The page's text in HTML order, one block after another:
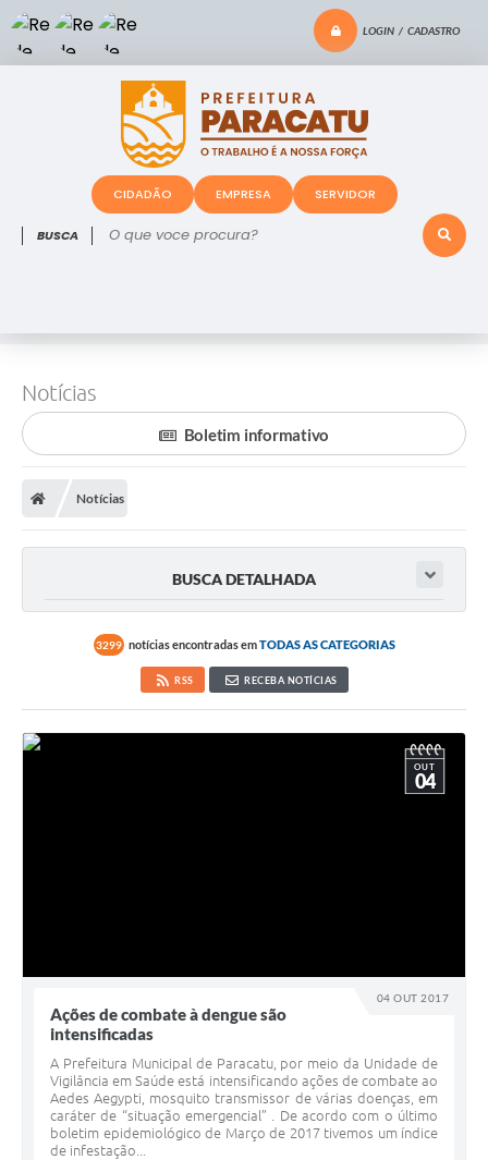
LOGIN / CADASTRO
O que voce procura?
CIDADÃO EMPRESA SERVIDOR
Notícias
Boletim informativo
Notícias
BUSCA DETALHADA
3299 notícias encontradas emTODAS AS CATEGORIAS
RSS RECEBA NOTÍCIAS
04 OUT 2017
OUT
04
Ações de combate à dengue são
intensificadas
A Prefeitura Municipal de Paracatu, por meio da Unidade de
Vigilância em Saúde está intensificando ações de combate ao
Aedes Aegypti, mosquito transmissor de várias doenças, em
caráter de “situação emergencial” . De acordo com o último
boletim epidemiológico de Março de 2017 tivemos um índice
de infestação...